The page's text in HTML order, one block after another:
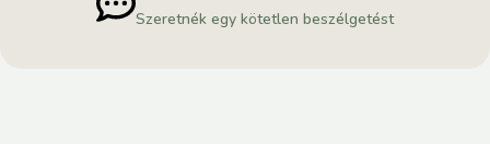
Szeretnék egy kötetlen beszélgetést